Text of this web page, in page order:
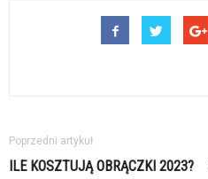
Poprzedni artykuł
ILE KOSZTUJĄ OBRĄCZKI 2023?